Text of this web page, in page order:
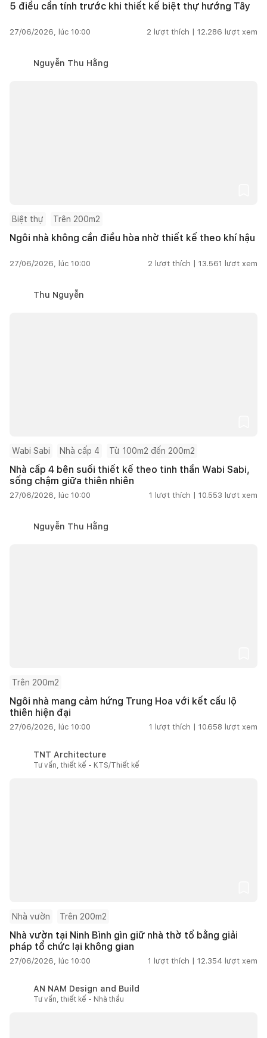
5 điều cần tính trước khi thiết kế biệt thự hướng Tây
27/06/2026, lúc 10:00 2 lượt thích | 12.286 lượt xem
Nguyễn Thu Hằng
Biệt thự Trên 200m2
Ngôi nhà không cần điều hòa nhờ thiết kế theo khí hậu
27/06/2026, lúc 10:00 2 lượt thích | 13.561 lượt xem
Thu Nguyễn
Wabi Sabi Nhà cấp 4 Từ 100m2 đến 200m2
Nhà cấp 4 bên suối thiết kế theo tinh thần Wabi Sabi,
sống chậm giữa thiên nhiên
27/06/2026, lúc 10:00 1 lượt thích | 10.553 lượt xem
Nguyễn Thu Hằng
Trên 200m2
Ngôi nhà mang cảm hứng Trung Hoa với kết cấu lộ
thiên hiện đại
27/06/2026, lúc 10:00 1 lượt thích | 10.658 lượt xem
TNT Architecture
Tư vấn, thiết kế - KTS/Thiết kế
Nhà vườn Trên 200m2
Nhà vườn tại Ninh Bình gìn giữ nhà thờ tổ bằng giải
pháp tổ chức lại không gian
27/06/2026, lúc 10:00 1 lượt thích | 12.354 lượt xem
AN NAM Design and Build
Tư vấn, thiết kế - Nhà thầu